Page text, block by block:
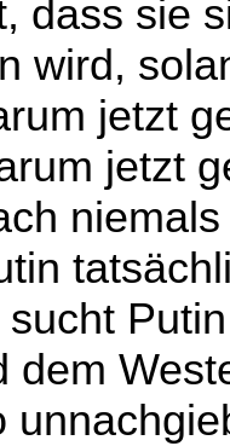
dass sie
wird,
jetzt
jetzt
dem